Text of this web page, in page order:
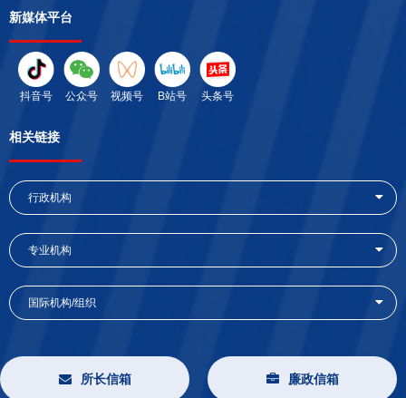
新媒体平台
抖音号 公众号 视频号 B站号 头条号
相关链接
行政机构
专业机构
国际机构/组织
所长信箱 廉政信箱